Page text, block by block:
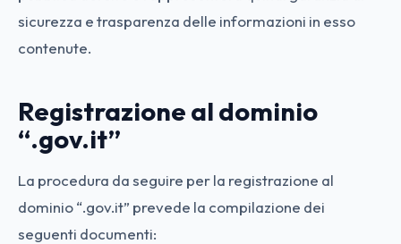
sicurezza e trasparenza delle informazioni in esso
contenute.
Registrazione al dominio
“.gov.it”
La procedura da seguire per la registrazione al
dominio “.gov.it” prevede la compilazione dei
seguenti documenti: